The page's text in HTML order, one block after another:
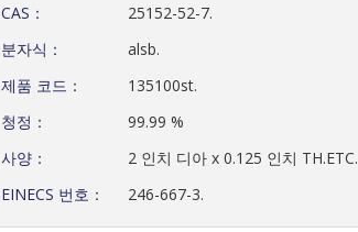
CAS：
25152-52-7.
분자식：
alsb.
제품 코드：
135100st.
청정：
99.99 %
사양：
2 인치 디아 x 0.125 인치 TH.ETC.
EINECS 번호：
246-667-3.